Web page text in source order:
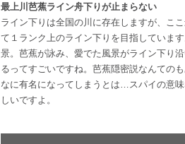
最上川芭蕉ライン舟下りが止まらない
ライン下りは全国の川に存在しますが、こ
て１ランク上のライン下りを目指していま
景。芭蕉が詠み、愛でた風景がライン下り
るってすごいですね。芭蕉隠密説なんての
なに有名になってしまうとは…スパイの意
しいですよ。